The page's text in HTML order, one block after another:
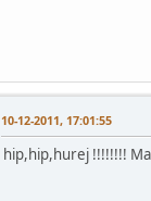
10-12-2011, 17:01:55
hip,hip,hurej !!!!!!!!